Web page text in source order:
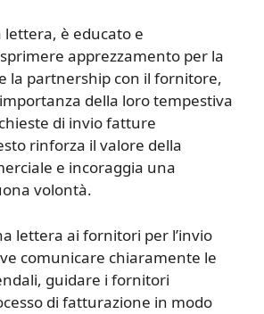
lettera, è educato e
apprezzamento per la
la partnership con il fornitore,
della loro tempestiva
di invio fatture
rinforza il valore della
e incoraggia una
volontà.
lettera ai fornitori per l’invio
comunicare chiaramente le
guidare i fornitori
di fatturazione in modo